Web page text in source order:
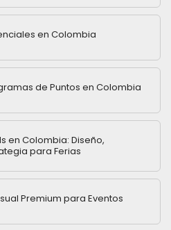
en Colombia
de Puntos en Colombia
en Colombia: Diseño,
para Ferias
Premium para Eventos